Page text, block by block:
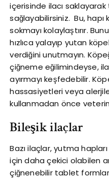
içerisinde ilacı
sağlayabilirsiniz. Bu,
sokmayı kolaylaştırır.
hızlıca yalayıp yutan
verdiğini unutmayın.
çiğneme eğilimindeyse,
ayırmayı keşfedebilir.
hassasiyetleri veya
kullanmadan önce
Bileşik ilaçlar
Bazı ilaçlar, yutma
için daha çekici olabilen
çiğnenebilir tablet